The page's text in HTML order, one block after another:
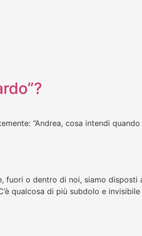
“Andrea, cosa intendi quando
fuori o dentro di noi, siamo
qualcosa di più subdolo e